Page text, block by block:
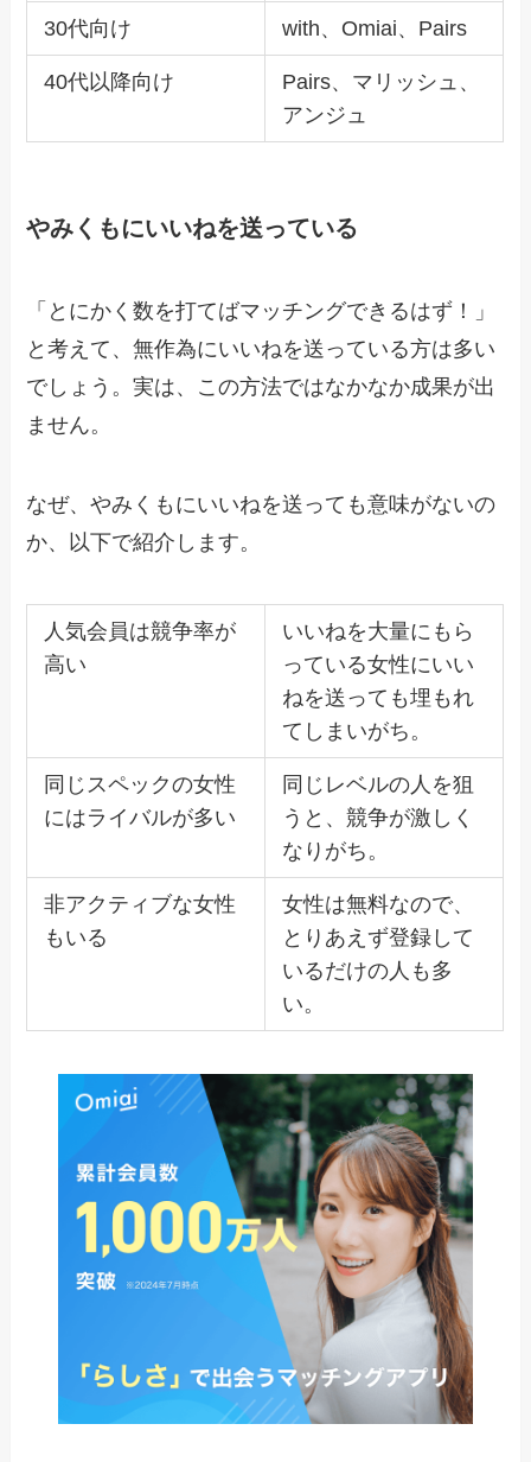
30代向け with、Omiai、Pairs
40代以降向け
Pairs、マリッシュ、
アンジュ
やみくもにいいねを送っている
「とにかく数を打てばマッチングできるはず！」
と考えて、無作為にいいねを送っている方は多い
でしょう。実は、この方法ではなかなか成果が出
ません。
なぜ、やみくもにいいねを送っても意味がないの
か、以下で紹介します。
人気会員は競争率が
高い
いいねを大量にもら
っている女性にいい
ねを送っても埋もれ
てしまいがち。
同じスペックの女性
にはライバルが多い
同じレベルの人を狙
うと、競争が激しく
なりがち。
非アクティブな女性
もいる
女性は無料なので、
とりあえず登録して
いるだけの人も多
い。